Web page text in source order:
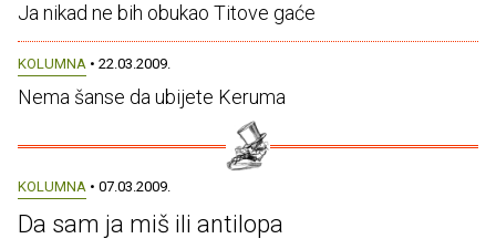
Ja nikad ne bih obukao Titove gaće
KOLUMNA • 22.03.2009.
Nema šanse da ubijete Keruma
KOLUMNA • 07.03.2009.
Da sam ja miš ili antilopa